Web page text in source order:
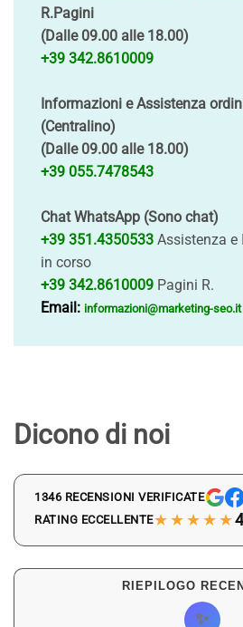
R.Pagini
(Dalle 09.00 alle 18.00)
+39 342.8610009
Informazioni e Assistenza
(Centralino)
(Dalle 09.00 alle 18.00)
+39 055.7478543
Chat WhatsApp (Sono chat)
+39 351.4350533 Assistenza
in corso
+39 342.8610009 Pagini R.
Email: informazioni@marketing-seo.it
Dicono di noi
1346 RECENSIONI VERIFICATE
RATING ECCELLENTE★★★★★
RIEPILOGO
✨